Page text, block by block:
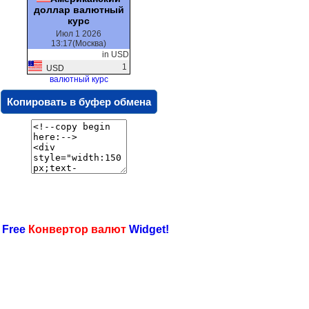
доллар валютный
курс
Июл 1 2026
13:17(Москва)
in USD
USD
1
валютный курс
Копировать в буфер обмена
Конвертор валют Widget!